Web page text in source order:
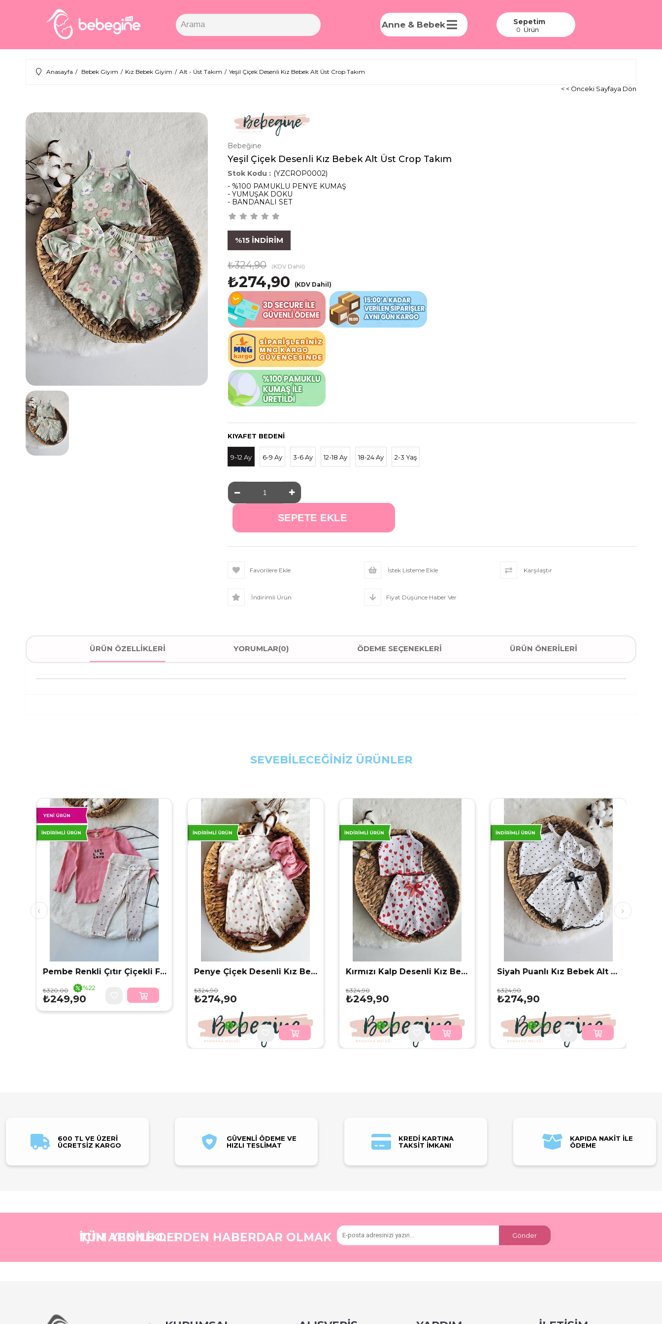
Anne & Bebek Sepetim
0 Ürün
Anasayfa Bebek Giyim Kız Bebek Giyim Alt - Üst Takım Yeşil Çiçek Desenli Kız Bebek Alt Üst Crop Takım
< < Önceki Sayfaya Dön
Bebeğine
Yeşil Çiçek Desenli Kız Bebek Alt Üst Crop Takım
(YZCROP0002)
- %100 PAMUKLU PENYE KUMAŞ
- YUMUŞAK DOKU
- BANDANALI SET
%15 İNDIRIM
₺324,90 (KDV Dahil)
₺274,90 (KDV Dahil)
KIYAFET BEDENI
9-12 Ay 6-9 Ay 3-6 Ay 12-18 Ay 18-24 Ay 2-3 Yaş
Favorilere Ekle İstek Listeme Ekle Karşılaştır
İndirimli Ürün Fiyat Düşünce Haber Ver
ÜRÜN ÖZELLIKLERI YORUMLAR(0) ÖDEME SEÇENEKLERI ÜRÜN ÖNERILERI
SEVEBİLECEĞİNİZ ÜRÜNLER
Pembe Renkli Çıtır Çiçekli Fitilli Kız Bebek Alt Üst Takım
₺249,90
₺320,00
%22
İndirim
%22İndirim
Penye Çiçek Desenli Kız Bebek Alt Üst Crop Takım
₺274,90
₺324,90
%15
İndirim
%15İndirim
Kırmızı Kalp Desenli Kız Bebek Alt Üst Crop Takım
₺249,90
₺324,90
%23
İndirim
%23İndirim
Siyah Puanlı Kız Bebek Alt Üst Crop Takım
₺274,90
₺324,90
%15
İndirim
%15İndirim
600 TL VE ÜZERİ
ÜCRETSİZ KARGO
GÜVENLİ ÖDEME VE
HIZLI TESLİMAT
KREDİ KARTINA
TAKSİT İMKANI
KAPIDA NAKİT İLE
ÖDEME
TÜM YENİLİKLERDEN HABERDAR OLMAK İÇİN ABONE OL! Gönder